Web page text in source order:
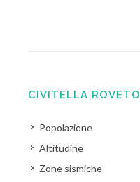
CIVITELLA ROVETO
Popolazione
Altitudine
Zone sismiche